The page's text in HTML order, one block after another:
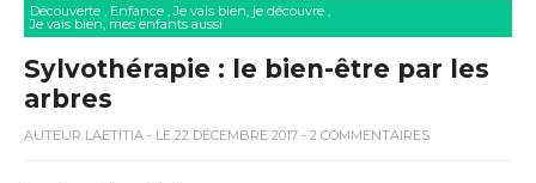
Découverte Enfance ,Je vais bien, je découvre
Je vais bien, mes enfants aussi
Sylvothérapie : le bien-être par les
arbres
AUTEUR LAETITIA - LE 22 DÉCEMBRE 2017 - 2 COMMENTAIRES